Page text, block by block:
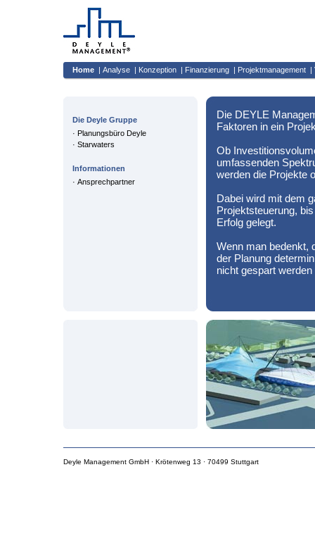
Home | Analyse | Konzeption | Finanzierung | Projektmanagement |
Die Deyle Gruppe
· Planungsbüro Deyle
· Starwaters
Informationen
· Ansprechpartner
Die DEYLE
Faktoren in ein
Ob
umfassenden
werden die Projekte
Dabei wird mit dem
Projektsteuerung,
Erfolg gelegt.
Wenn man bedenkt,
der Planung
nicht gespart werden
Deyle Management GmbH · Krötenweg 13 · 70499 Stuttgart